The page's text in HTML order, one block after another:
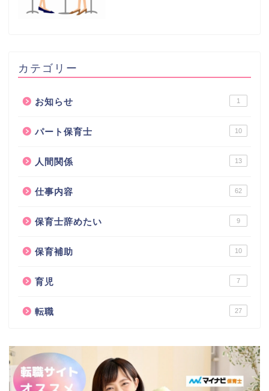
カテゴリー
お知らせ 1
パート保育士 10
人間関係 13
仕事内容 62
保育士辞めたい 9
保育補助 10
育児 7
転職 27